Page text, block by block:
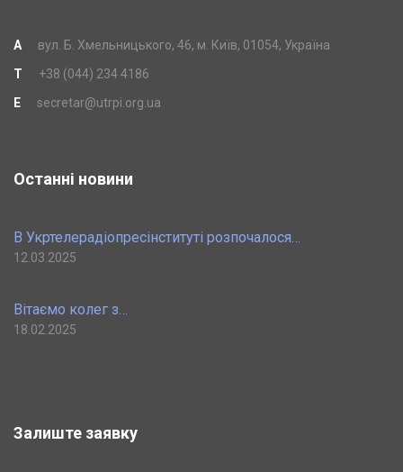
A
вул. Б. Хмельницького, 46, м. Київ, 01054, Україна
T
+38 (044) 234 4186
E
secretar@utrpi.org.ua
Останні новини
В Укртелерадіопресінституті розпочалося…
12.03.2025
Вітаємо колег з…
18.02.2025
Залиште заявку